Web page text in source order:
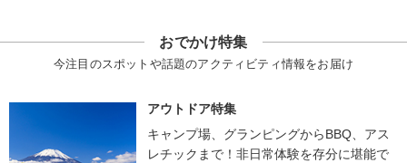
おでかけ特集
今注目のスポットや話題のアクティビティ情報をお届け
アウトドア特集
キャンプ場、グランピングからBBQ、アス
レチックまで！非日常体験を存分に堪能で